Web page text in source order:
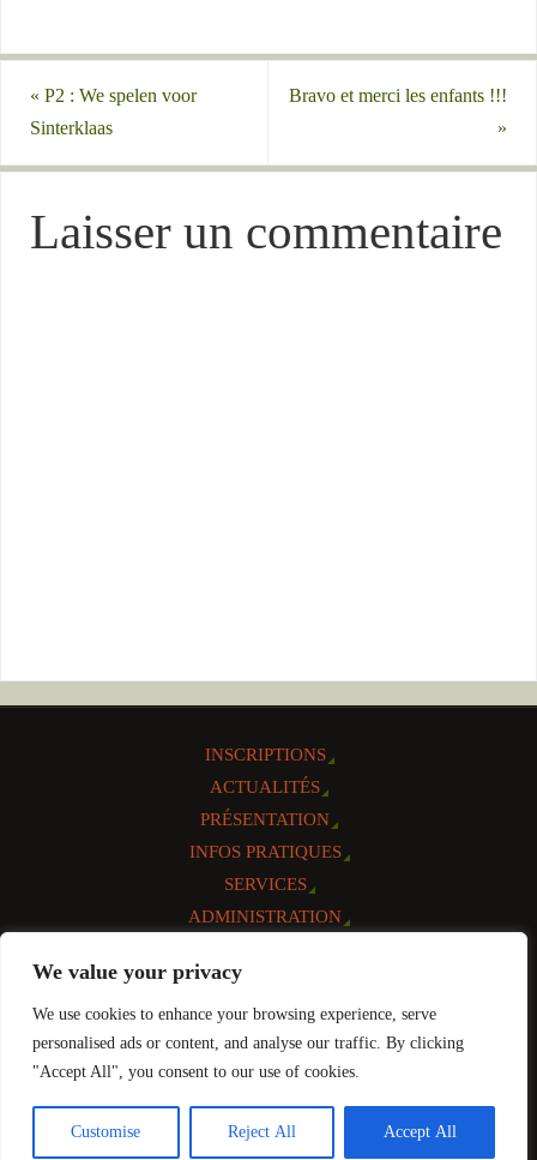
We value your privacy
We use cookies to enhance your browsing experience, serve
personalised ads or content, and analyse our traffic. By clicking
"Accept All", you consent to our use of cookies.
Customise Reject All Accept All
« P2 : We spelen voor
Sinterklaas
Bravo et merci les enfants !!!
»
Laisser un commentaire
INSCRIPTIONS
ACTUALITÉS
PRÉSENTATION
INFOS PRATIQUES
SERVICES
ADMINISTRATION
CONTACT
Réalisation et mise à jour: